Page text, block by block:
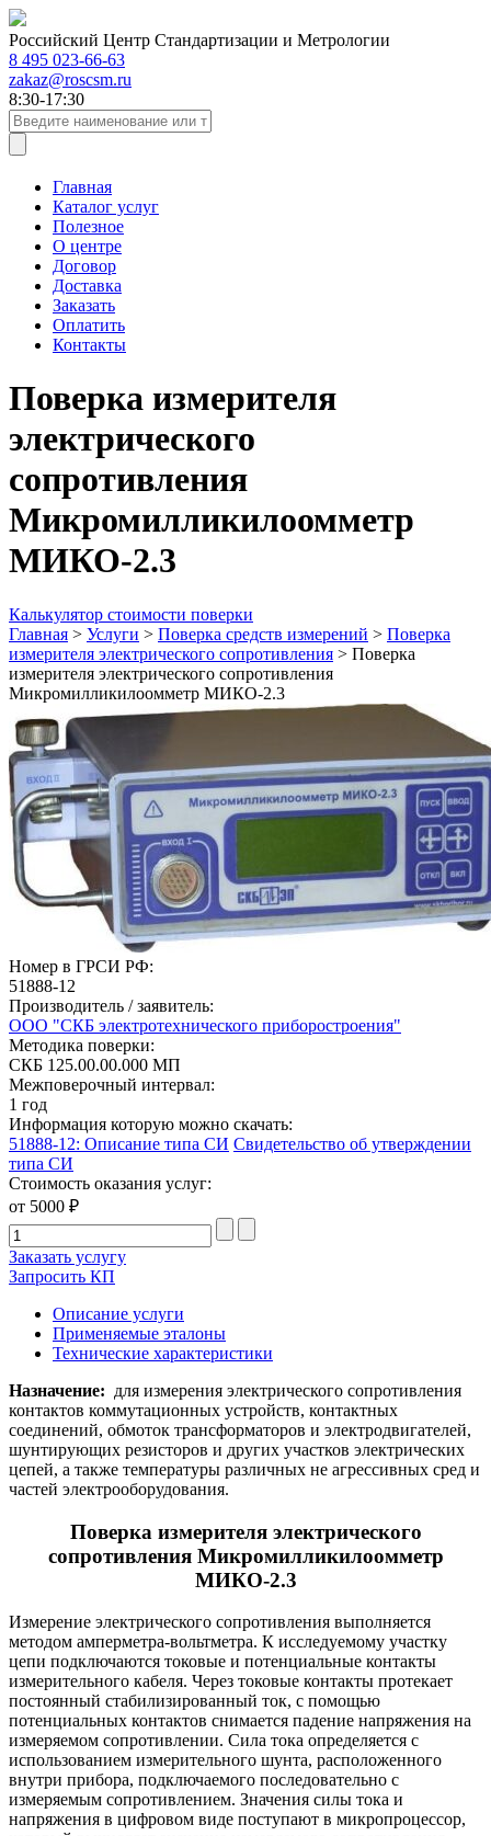
Российский Центр Стандартизации и Метрологии
8 495 023-66-63
zakaz@roscsm.ru
8:30-17:30
Главная
Каталог услуг
Полезное
О центре
Договор
Доставка
Заказать
Оплатить
Контакты
Поверка измерителя
электрического
сопротивления
Микромилликилоомметр
МИКО-2.3
Калькулятор стоимости поверки
Главная > Услуги > Поверка средств измерений > Поверка
измерителя электрического сопротивления > Поверка
измерителя электрического сопротивления
Микромилликилоомметр МИКО-2.3
Номер в ГРСИ РФ:
51888-12
Производитель / заявитель:
ООО "СКБ электротехнического приборостроения"
Методика поверки:
СКБ 125.00.00.000 МП
Межповерочный интервал:
1 год
Информация которую можно скачать:
51888-12: Описание типа СИ Свидетельство об утверждении
типа СИ
Стоимость оказания услуг:
от 5000 ₽
Заказать услугу
Запросить КП
Описание услуги
Применяемые эталоны
Технические характеристики
Назначение: для измерения электрического сопротивления
контактов коммутационных устройств, контактных
соединений, обмоток трансформаторов и электродвигателей,
шунтирующих резисторов и других участков электрических
цепей, а также температуры различных не агрессивных сред и
частей электрооборудования.
Поверка измерителя электрического
сопротивления Микромилликилоомметр
МИКО-2.3
Измерение электрического сопротивления выполняется
методом амперметра-вольтметра. К исследуемому участку
цепи подключаются токовые и потенциальные контакты
измерительного кабеля. Через токовые контакты протекает
постоянный стабилизированный ток, с помощью
потенциальных контактов снимается падение напряжения на
измеряемом сопротивлении. Сила тока определяется с
использованием измерительного шунта, расположенного
внутри прибора, подключаемого последовательно с
измеряемым сопротивлением. Значения силы тока и
напряжения в цифровом виде поступают в микропроцессор,